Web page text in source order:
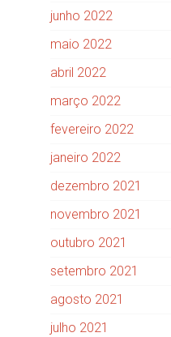
junho 2022
maio 2022
abril 2022
março 2022
fevereiro 2022
janeiro 2022
dezembro 2021
novembro 2021
outubro 2021
setembro 2021
agosto 2021
julho 2021